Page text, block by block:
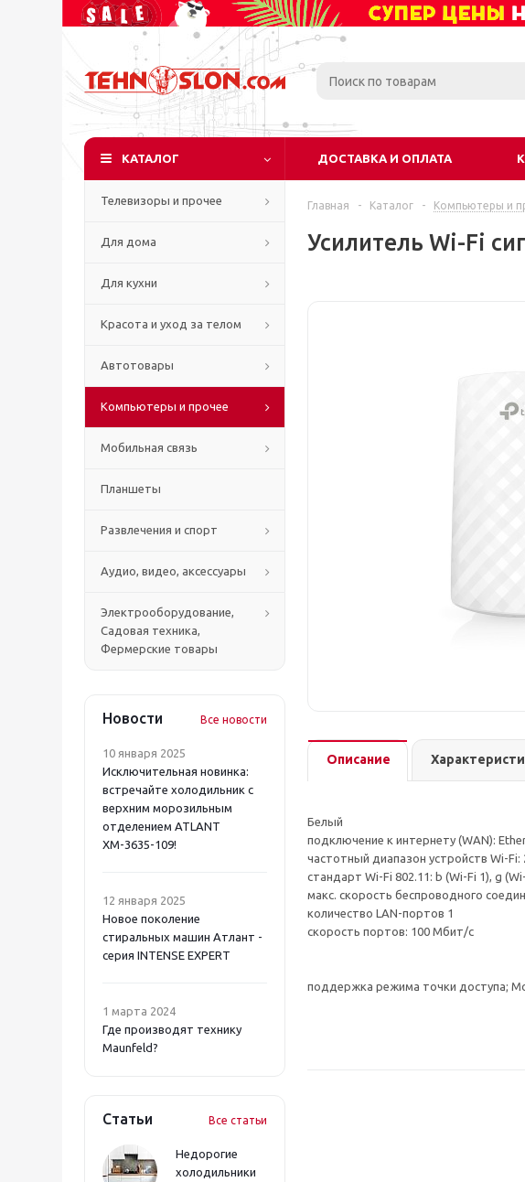
КАТАЛОГ ДОСТАВКА И ОПЛАТА
Телевизоры и прочее
Для дома
Для кухни
Красота и уход за телом
Автотовары
Компьютеры и прочее
Мобильная связь
Планшеты
Развлечения и спорт
Аудио, видео, аксессуары
Электрооборудование,
Садовая техника,
Фермерские товары
Новости Все новости
10 января 2025
Исключительная новинка:
встречайте холодильник с
верхним морозильным
отделением ATLANT
ХМ-3635-109!
12 января 2025
Новое поколение
стиральных машин Атлант -
серия INTENSE EXPERT
1 марта 2024
Где производят технику
Maunfeld?
Статьи Все статьи
Недорогие
холодильники
Главная - Каталог - Компьютеры и
Усилитель Wi-Fi
Описание
Белый
подключение к интернету (WAN):
частотный диапазон устройств Wi-
стандарт Wi-Fi 802.11: b (Wi-Fi 1), g
макс. скорость беспроводного
количество LAN-портов 1
скорость портов: 100 Мбит/с
поддержка режима точки доступа;